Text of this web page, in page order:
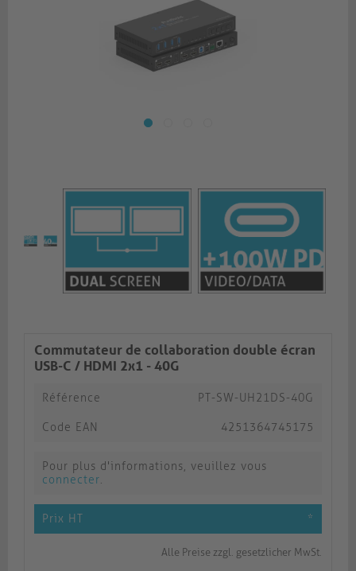
Commutateur de collaboration double écran
USB-C / HDMI 2x1 - 40G
Référence PT-SW-UH21DS-40G
Code EAN 4251364745175
Pour plus d'informations, veuillez vous
connecter.
Prix HT *
Alle Preise zzgl. gesetzlicher MwSt.